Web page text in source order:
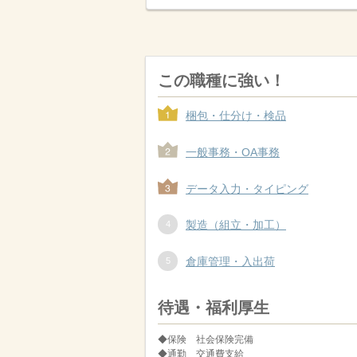
この職種に強い！
梱包・仕分け・検品
一般事務・OA事務
データ入力・タイピング
製造（組立・加工）
倉庫管理・入出荷
待遇・福利厚生
◆保険 社会保険完備
◆通勤 交通費支給